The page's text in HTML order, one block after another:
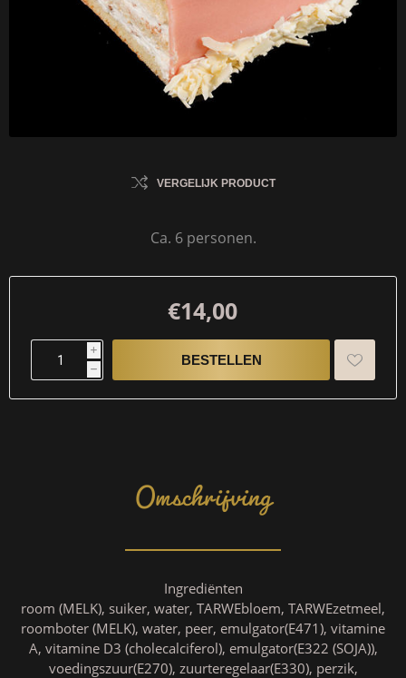
VERGELIJK PRODUCT
Ca. 6 personen.
€14,00
i
h
Omschrijving
Ingrediënten
room (MELK), suiker, water, TARWEbloem, TARWEzetmeel,
roomboter (MELK), water, peer, emulgator(E471), vitamine
A, vitamine D3 (cholecalciferol), emulgator(E322 (SOJA)),
voedingszuur(E270), zuurteregelaar(E330), perzik,